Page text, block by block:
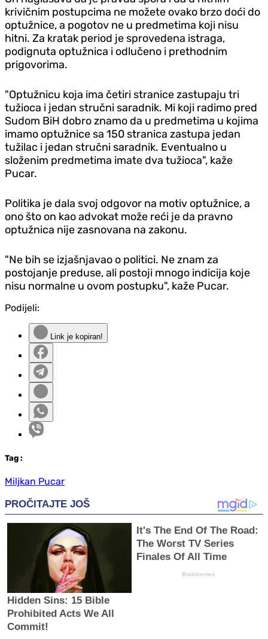
krivičnim postupcima ne možete ovako brzo doći do
optužnice, a pogotov ne u predmetima koji nisu
hitni. Za kratak period je sprovedena istraga,
podignuta optužnica i odlučeno i prethodnim
prigovorima.
"Optužnicu koja ima četiri stranice zastupaju tri
tužioca i jedan stručni saradnik. Mi koji radimo pred
Sudom BiH dobro znamo da u predmetima u kojima
imamo optužnice sa 150 stranica zastupa jedan
tužilac i jedan stručni saradnik. Eventualno u
složenim predmetima imate dva tužioca", kaže
Pucar.
Politika je dala svoj odgovor na motiv optužnice, a
ono što on kao advokat može reći je da pravno
optužnica nije zasnovana na zakonu.
"Ne bih se izjašnjavao o politici. Ne znam za
postojanje preduse, ali postoji mnogo indicija koje
nisu normalne u ovom postupku", kaže Pucar.
Podijeli:
Link je kopiran!
Tag :
Miljkan Pucar